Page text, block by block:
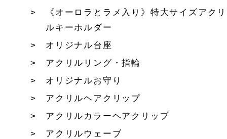
《オーロラとラメ入り》特大サイズアクリ
ルキーホルダー
オリジナル台座
アクリルリング・指輪
オリジナルお守り
アクリルヘアクリップ
アクリルカラーヘアクリップ
アクリルウェーブ